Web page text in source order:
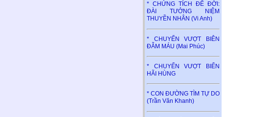
* CHỨNG TÍCH ĐỂ ĐỜI:
ĐÀI TƯỞNG NIỆM
THUYỀN NHÂN (Vi Anh)
* CHUYẾN VƯỢT BIÊN
ĐẪM MÁU (Mai Phúc)
* CHUYẾN VƯỢT BIỂN
HÃI HÙNG
* CON ĐƯỜNG TÌM TỰ DO
(Trần Văn Khanh)